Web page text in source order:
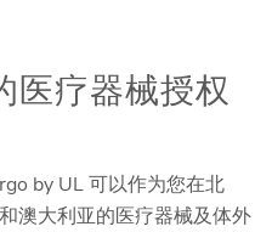
医疗器械授权
by UL 可以作为您在北
澳大利亚的医疗器械及体外